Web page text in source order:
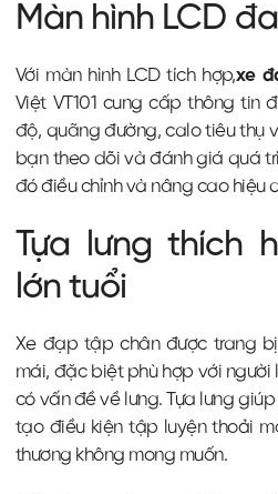
Màn hình LCD
Với màn hình LCD tích hợp,xe
Việt VT101 cung cấp thông tin
độ, quãng đường, calo tiêu thụ
bạn theo dõi và đánh giá quá
đó điều chỉnh và nâng cao hiệu
Tựa lưng thích
lớn tuổi
Xe đạp tập chân được trang
mái, đặc biệt phù hợp với người
có vấn đề về lưng. Tựa lưng
tạo điều kiện tập luyện thoải
thương không mong muốn.